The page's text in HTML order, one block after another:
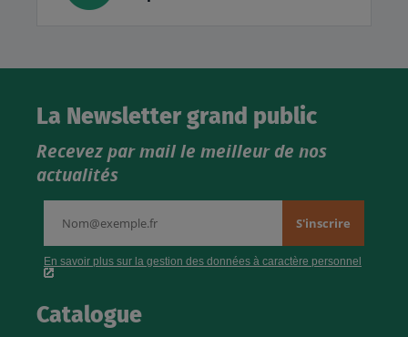
La Newsletter grand public
Recevez par mail le meilleur de nos
actualités
Catalogue